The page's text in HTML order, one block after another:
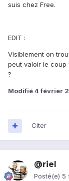
suis chez Free.
EDIT :
Visiblement on
peut valoir le coup
?
Modifié4 février
Citer
@riel
Posté(e) 5